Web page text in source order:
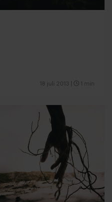
18 juli 2013 1 min